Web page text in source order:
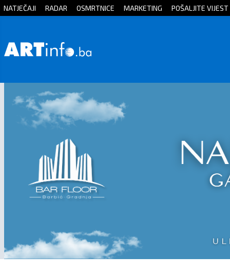
Početna
Sport
Kultura
Crna
kronika
Politika
NATJEČAJI RADAR OSMRTNICE MARKETING POŠALJITE VIJEST